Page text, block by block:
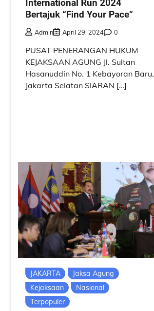
International Run 2024
Bertajuk “Find Your Pace”
Admin April 29, 2024 0
PUSAT PENERANGAN HUKUM
KEJAKSAAN AGUNG Jl. Sultan
Hasanuddin No. 1 Kebayoran Baru,
Jakarta Selatan SIARAN […]
JAKARTA
Jaksa Agung
Kejaksaan
Nasional
Terpopuler